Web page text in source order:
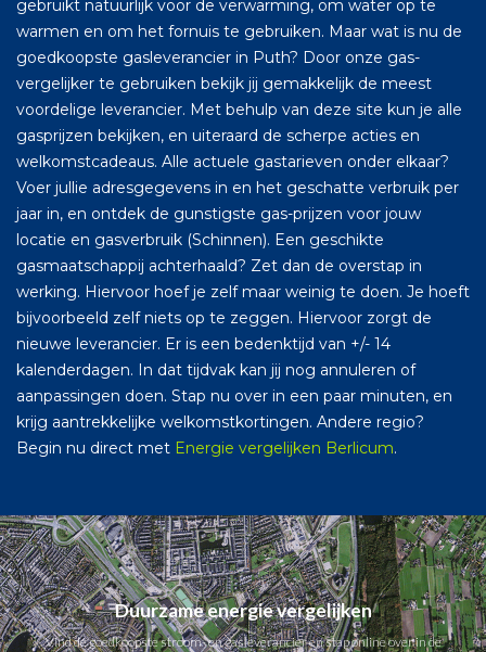
gebruikt natuurlijk voor de verwarming, om water op te
warmen en om het fornuis te gebruiken. Maar wat is nu de
goedkoopste gasleverancier in Puth? Door onze gas-
vergelijker te gebruiken bekijk jij gemakkelijk de meest
voordelige leverancier. Met behulp van deze site kun je alle
gasprijzen bekijken, en uiteraard de scherpe acties en
welkomstcadeaus. Alle actuele gastarieven onder elkaar?
Voer jullie adresgegevens in en het geschatte verbruik per
jaar in, en ontdek de gunstigste gas-prijzen voor jouw
locatie en gasverbruik (Schinnen). Een geschikte
gasmaatschappij achterhaald? Zet dan de overstap in
werking. Hiervoor hoef je zelf maar weinig te doen. Je hoeft
bijvoorbeeld zelf niets op te zeggen. Hiervoor zorgt de
nieuwe leverancier. Er is een bedenktijd van +/- 14
kalenderdagen. In dat tijdvak kan jij nog annuleren of
aanpassingen doen. Stap nu over in een paar minuten, en
krijg aantrekkelijke welkomstkortingen. Andere regio?
Begin nu direct met Energie vergelijken Berlicum.
Duurzame energie vergelijken
Vind de goedkoopste stroom- en gasleverancier en stap online over in de